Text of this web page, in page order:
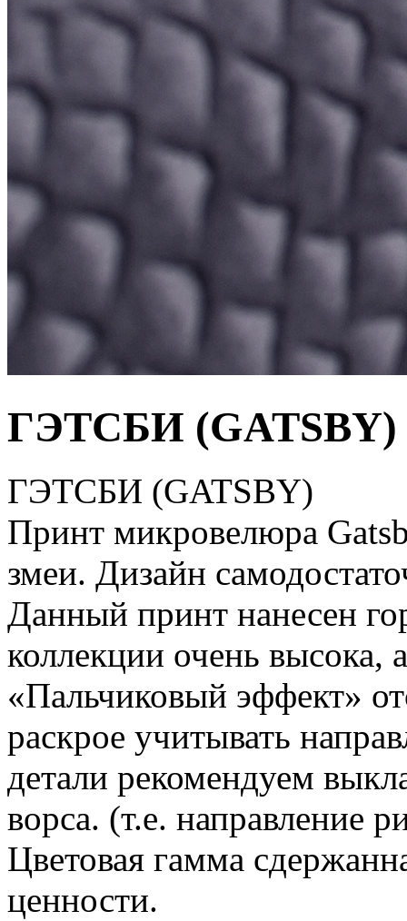
ГЭТСБИ (GATSBY)
ГЭТСБИ (GATSBY)
Принт микровелюра
змеи. Дизайн
Данный принт нанесен
коллекции очень высока,
«Пальчиковый эффект»
раскрое учитывать
детали рекомендуем
ворса. (т.е. направление
Цветовая гамма
ценности.